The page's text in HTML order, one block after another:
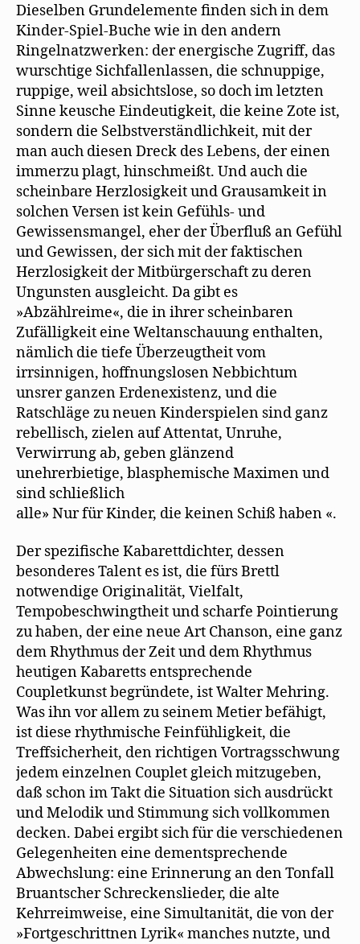
Dieselben Grundelemente finden sich in dem
Kinder-Spiel-Buche wie in den andern
Ringelnatzwerken: der energische Zugriff, das
wurschtige Sichfallenlassen, die schnuppige,
ruppige, weil absichtslose, so doch im letzten
Sinne keusche Eindeutigkeit, die keine Zote ist,
sondern die Selbstverständlichkeit, mit der
man auch diesen Dreck des Lebens, der einen
immerzu plagt, hinschmeißt. Und auch die
scheinbare Herzlosigkeit und Grausamkeit in
solchen Versen ist kein Gefühls- und
Gewissensmangel, eher der Überfluß an Gefühl
und Gewissen, der sich mit der faktischen
Herzlosigkeit der Mitbürgerschaft zu deren
Ungunsten ausgleicht. Da gibt es
»Abzählreime«, die in ihrer scheinbaren
Zufälligkeit eine Weltanschauung enthalten,
nämlich die tiefe Überzeugtheit vom
irrsinnigen, hoffnungslosen Nebbichtum
unsrer ganzen Erdenexistenz, und die
Ratschläge zu neuen Kinderspielen sind ganz
rebellisch, zielen auf Attentat, Unruhe,
Verwirrung ab, geben glänzend
unehrerbietige, blasphemische Maximen und
sind schließlich
alle» Nur für Kinder, die keinen Schiß haben «.
Der spezifische Kabarettdichter, dessen
besonderes Talent es ist, die fürs Brettl
notwendige Originalität, Vielfalt,
Tempobeschwingtheit und scharfe Pointierung
zu haben, der eine neue Art Chanson, eine ganz
dem Rhythmus der Zeit und dem Rhythmus
heutigen Kabaretts entsprechende
Coupletkunst begründete, ist Walter Mehring.
Was ihn vor allem zu seinem Metier befähigt,
ist diese rhythmische Feinfühligkeit, die
Treffsicherheit, den richtigen Vortragsschwung
jedem einzelnen Couplet gleich mitzugeben,
daß schon im Takt die Situation sich ausdrückt
und Melodik und Stimmung sich vollkommen
decken. Dabei ergibt sich für die verschiedenen
Gelegenheiten eine dementsprechende
Abwechslung: eine Erinnerung an den Tonfall
Bruantscher Schreckenslieder, die alte
Kehrreimweise, eine Simultanität, die von der
»Fortgeschrittnen Lyrik« manches nutzte, und